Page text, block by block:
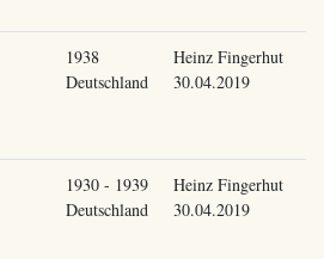
1938
Deutschland
Heinz Fingerhut
30.04.2019
1930 - 1939
Deutschland
Heinz Fingerhut
30.04.2019